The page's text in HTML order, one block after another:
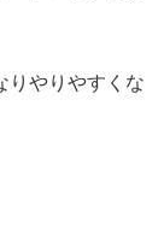
りやりやすくな